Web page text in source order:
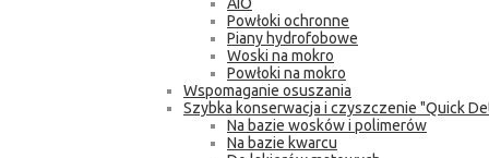
Powłoki ochronne
Piany hydrofobowe
Woski na mokro
Powłoki na mokro
Wspomaganie osuszania
Szybka konserwacja i czyszczenie "Quick
Na bazie wosków i polimerów
Na bazie kwarcu